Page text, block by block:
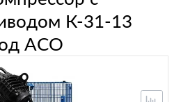
К-31-13
АСО